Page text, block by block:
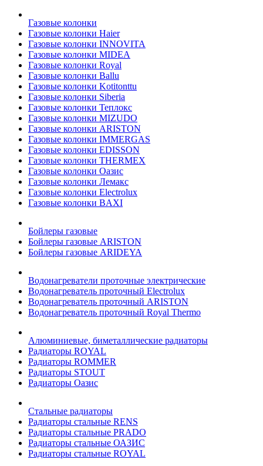
Газовые колонки
Газовые колонки Haier
Газовые колонки INNOVITA
Газовые колонки MIDEA
Газовые колонки Royal
Газовые колонки Ballu
Газовые колонки Kotitonttu
Газовые колонки Siberia
Газовые колонки Теплокс
Газовые колонки MIZUDO
Газовые колонки ARISTON
Газовые колонки IMMERGAS
Газовые колонки EDISSON
Газовые колонки THERMEX
Газовые колонки Оазис
Газовые колонки Лемакс
Газовые колонки Electrolux
Газовые колонки BAXI
Бойлеры газовые
Бойлеры газовые ARISTON
Бойлеры газовые ARIDEYA
Водонагреватели проточные электрические
Водонагреватель проточный Electrolux
Водонагреватель проточный ARISTON
Водонагреватель проточный Royal Thermo
Алюминиевые, биметаллические радиаторы
Радиаторы ROYAL
Радиаторы ROMMER
Радиаторы STOUT
Радиаторы Оазис
Стальные радиаторы
Радиаторы стальные RENS
Радиаторы стальные PRADO
Радиаторы стальные ОАЗИС
Радиаторы стальные ROYAL